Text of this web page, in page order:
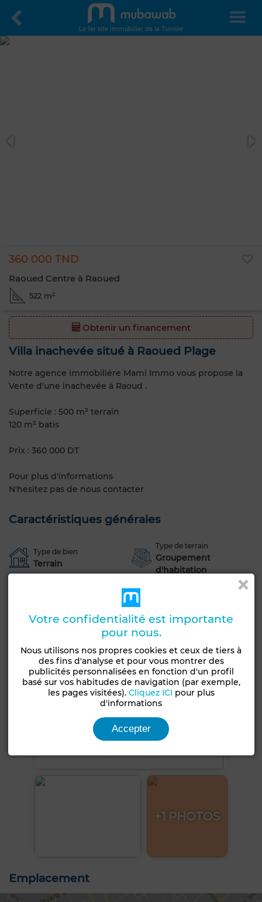
Le 1er site immobilier de la Tunisie
360 000 TND
Raoued Centre à Raoued
522 m²
Obtenir un financement
Villa inachevée situé à Raoued Plage
Notre agence immobiliére Mami Immo vous propose la
Vente d'une inachevée à Raoud .
Superficie : 500 m² terrain
120 m² batis
Prix : 360 000 DT
Pour plus d'informations
N'hesitez pas de nous contacter
Caractéristiques générales
Type de bien
Terrain
Type de terrain
Groupement
d'habitation
+1 PHOTOS
Emplacement
Votre confidentialité est importante
pour nous.
Nous utilisons nos propres cookies et ceux de tiers à
des fins d'analyse et pour vous montrer des
publicités personnalisées en fonction d'un profil
basé sur vos habitudes de navigation (par exemple,
les pages visitées). Cliquez ICI pour plus
d'informations
Accepter